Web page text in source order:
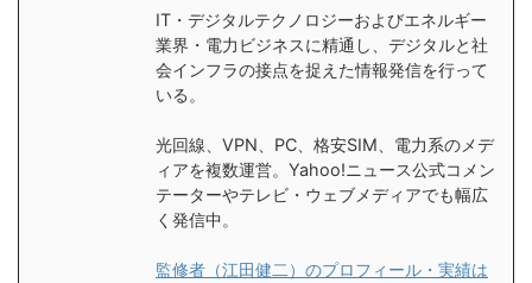
IT・デジタルテクノロジーおよびエネルギー
業界・電力ビジネスに精通し、デジタルと社
会インフラの接点を捉えた情報発信を行って
いる。
光回線、VPN、PC、格安SIM、電力系のメデ
ィアを複数運営。Yahoo!ニュース公式コメン
テーターやテレビ・ウェブメディアでも幅広
く発信中。
監修者（江田健二）のプロフィール・実績は